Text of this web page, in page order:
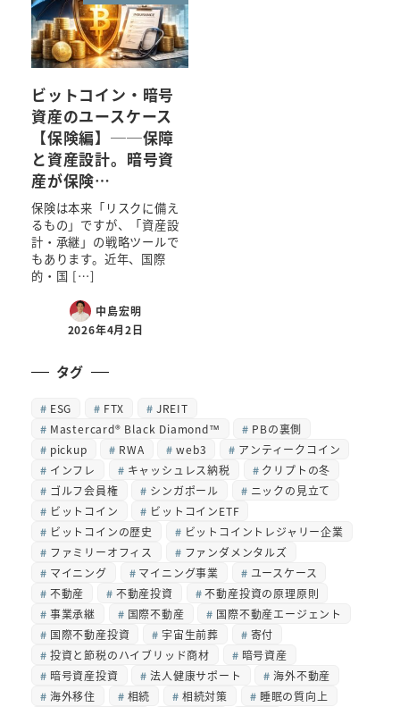
ビットコイン・暗号
資産のユースケース
【保険編】──保障
と資産設計。暗号資
産が保険…
保険は本来「リスクに備え
るもの」ですが、「資産設
計・承継」の戦略ツールで
もあります。近年、国際
的・国 […]
中島宏明
2026年4月2日
タグ
ESG FTX
JREIT
Mastercard® Black Diamond™
PBの裏側
pickup
RWA web3
アンティークコイン
インフレ
キャッシュレス納税
クリプトの冬
ゴルフ会員権
シンガポール
ニックの見立て
ビットコイン
ビットコインETF
ビットコインの歴史
ビットコイントレジャリー企業
ファミリーオフィス
ファンダメンタルズ
マイニング
マイニング事業
ユースケース
不動産
不動産投資
不動産投資の原理原則
事業承継
国際不動産
国際不動産エージェント
国際不動産投資
宇宙生前葬
寄付
投資と節税のハイブリッド商材
暗号資産
暗号資産投資
法人健康サポート
海外不動産
海外移住
相続 相続対策
睡眠の質向上